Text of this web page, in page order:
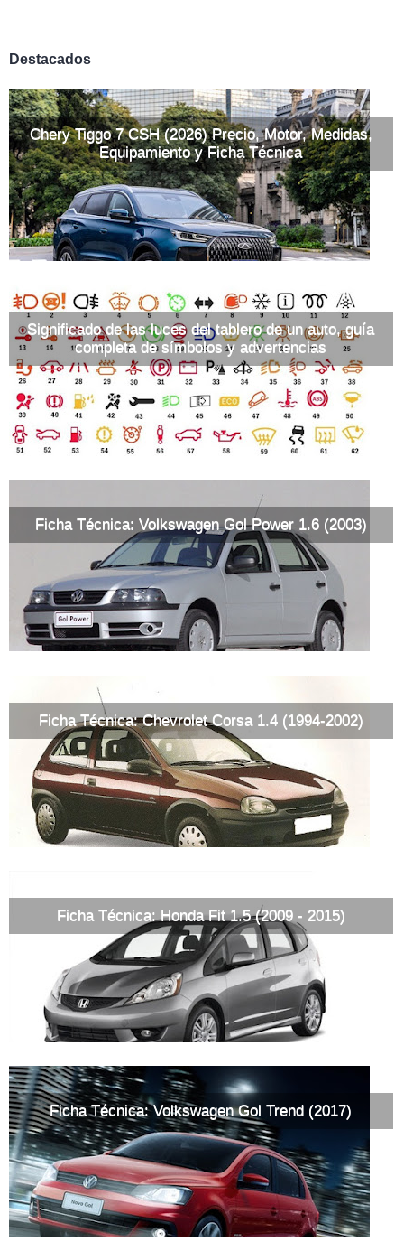
Destacados
Chery Tiggo 7 CSH (2026) Precio, Motor, Medidas,
Equipamiento y Ficha Técnica
Significado de las luces del tablero de un auto, guía
completa de símbolos y advertencias
Ficha Técnica: Volkswagen Gol Power 1.6 (2003)
Ficha Técnica: Chevrolet Corsa 1.4 (1994-2002)
Ficha Técnica: Honda Fit 1.5 (2009 - 2015)
Ficha Técnica: Volkswagen Gol Trend (2017)